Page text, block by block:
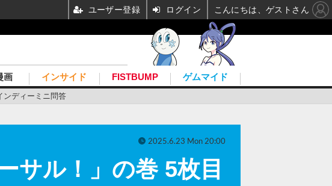
ンディーミニ問答
画 インサイド FISTBUMP ゲムマイド
サル！」の巻 5枚目
2025.6.23 Mon 20:00
ユーザー登録 ログイン こんにちは、ゲストさん